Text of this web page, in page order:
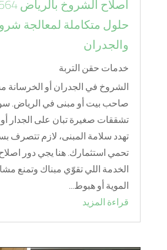
اصلاح
حلول متكاملة لمعالجة
والجدران
خدمات حقن التربة
الشروخ في الجدران أو الخرسانة
صاحب بيت أو مبنى في الرياض.
تشققات صغيرة تبان على الجدار
تهدد سلامة المبنى، لازم تتصرف
تحمي استثمارك. هنا يجي دور
الخدمة اللي تقوّي مبناك وتمنع
الموية أو هبوط...
قراءة المزيد